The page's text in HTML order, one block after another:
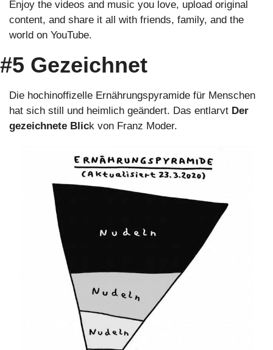
Enjoy the videos and music you love, upload original
content, and share it all with friends, family, and the
world on YouTube.
#5 Gezeichnet
Die hochinoffizelle Ernährungspyramide für Menschen
hat sich still und heimlich geändert. Das entlarvt Der
gezeichnete Blick von Franz Moder.